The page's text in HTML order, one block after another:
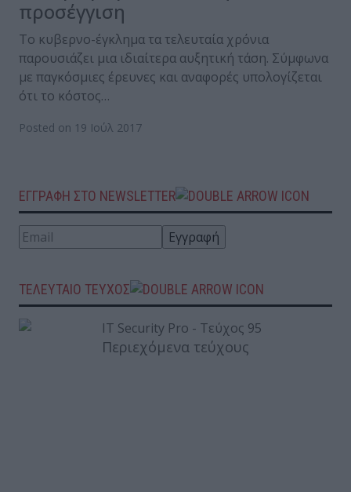
προσέγγιση
Το κυβερνο-έγκλημα τα τελευταία χρόνια
παρουσιάζει μια ιδιαίτερα αυξητική τάση. Σύμφωνα
με παγκόσμιες έρευνες και αναφορές υπολογίζεται
ότι το κόστος…
Posted on 19 Ιούλ 2017
ΕΓΓΡΑΦΗ ΣΤΟ NEWSLETTER
ΤΕΛΕΥΤΑΙΟ ΤΕΥΧΟΣ
Περιεχόμενα τεύχους